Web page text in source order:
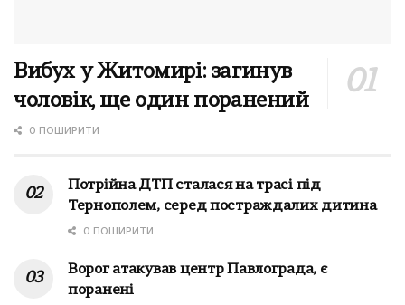
Вибух у Житомирі: загинув
чоловік, ще один поранений
0 ПОШИРИТИ
Потрійна ДТП сталася на трасі під
Тернополем, серед постраждалих дитина
0 ПОШИРИТИ
Ворог атакував центр Павлограда, є
поранені